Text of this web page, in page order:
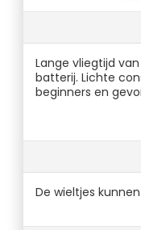
Lange vliegtijd
batterij. Lichte
beginners en
De wieltjes